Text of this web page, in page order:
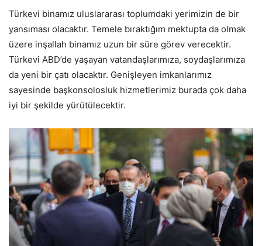
Türkevi binamız uluslararası toplumdaki yerimizin de bir
yansıması olacaktır. Temele bıraktığım mektupta da olmak
üzere inşallah binamız uzun bir süre görev verecektir.
Türkevi ABD’de yaşayan vatandaşlarımıza, soydaşlarımıza
da yeni bir çatı olacaktır. Genişleyen imkanlarımız
sayesinde başkonsolosluk hizmetlerimiz burada çok daha
iyi bir şekilde yürütülecektir.